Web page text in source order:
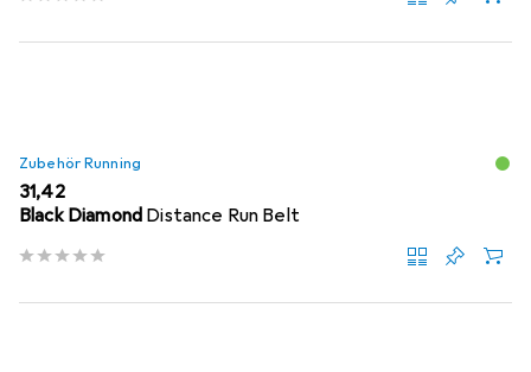
Zubehör Running
EUR
31,42
Black Diamond Distance Run Belt